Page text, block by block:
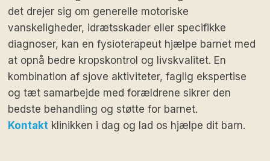
det drejer sig om generelle motoriske
vanskeligheder, idrætsskader eller specifikke
diagnoser, kan en fysioterapeut hjælpe barnet med
at opnå bedre kropskontrol og livskvalitet. En
kombination af sjove aktiviteter, faglig ekspertise
og tæt samarbejde med forældrene sikrer den
bedste behandling og støtte for barnet.
Kontakt klinikken i dag og lad os hjælpe dit barn.